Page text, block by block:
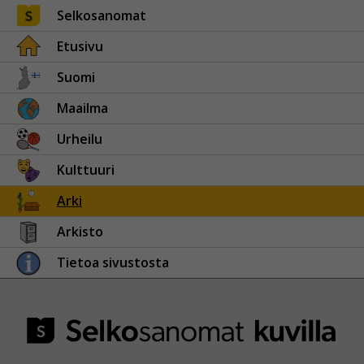
Selkosanomat
Etusivu
Suomi
Maailma
Urheilu
Kulttuuri
Arki
Arkisto
Tietoa sivustosta